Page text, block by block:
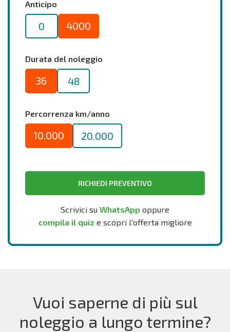
Anticipo
0 4000
Durata del noleggio
36 48
Percorrenza km/anno
10.000 20.000
RICHIEDI PREVENTIVO
Scrivici su WhatsApp oppure
compila il quiz e scopri l'offerta migliore
Vuoi saperne di più sul
noleggio a lungo termine?